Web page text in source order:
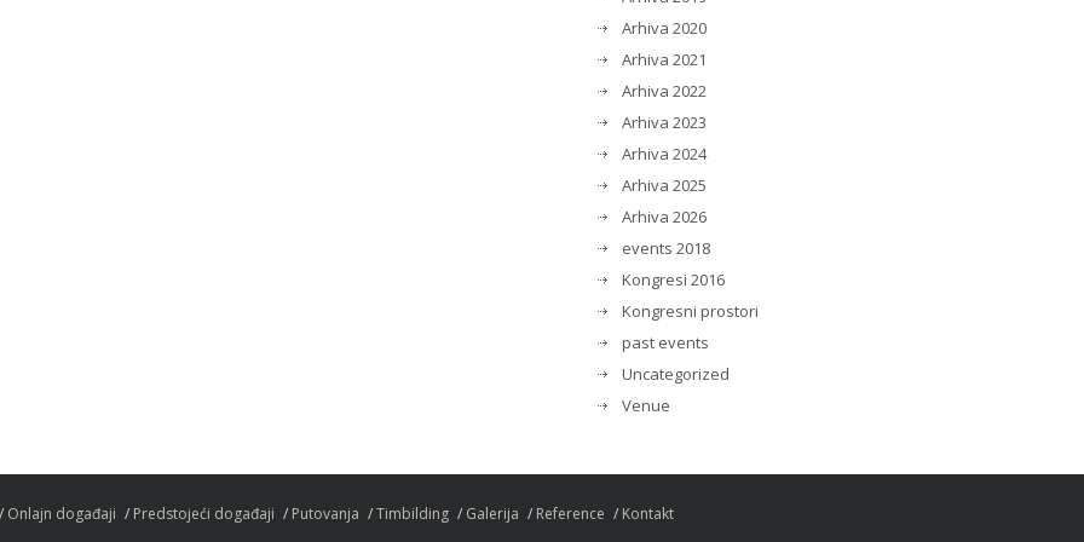
Arhiva 2020
Arhiva 2021
Arhiva 2022
Arhiva 2023
Arhiva 2024
Arhiva 2025
Arhiva 2026
events 2018
Kongresi 2016
Kongresni prostori
past events
Uncategorized
Venue
Onlajn događaji Predstojeći događaji Putovanja Timbilding Galerija Reference Kontakt